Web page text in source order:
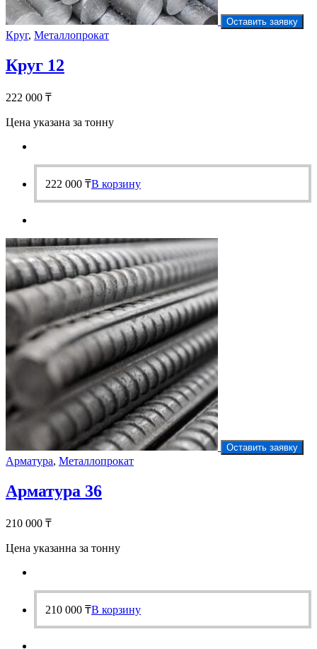
Оставить заявку
Круг, Металлопрокат
Круг 12
222 000 ₸
Цена указана за тонну
222 000 ₸В корзину
Оставить заявку
Арматура, Металлопрокат
Арматура 36
210 000 ₸
Цена указанна за тонну
210 000 ₸В корзину